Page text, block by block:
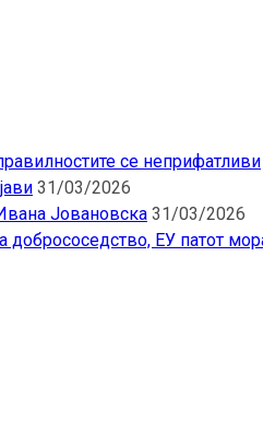
се неприфатливи
31/03/2026
Јовановска 31/03/2026
ЕУ патот